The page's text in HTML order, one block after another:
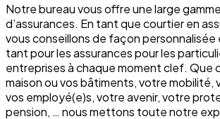
Notre bureau vous offre une large
d’assurances. En tant que courtier en
vous conseillons de façon
tant pour les assurances pour les
entreprises à chaque moment clef. Que
maison ou vos bâtiments, votre mobilité,
vos employé(e)s, votre avenir, votre
pension, … nous mettons toute notre